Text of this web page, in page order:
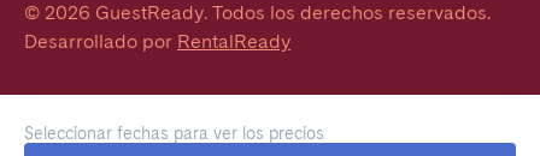
Seleccionar fechas para ver los precios
© 2026 GuestReady. Todos los derechos reservados.
Desarrollado por RentalReady